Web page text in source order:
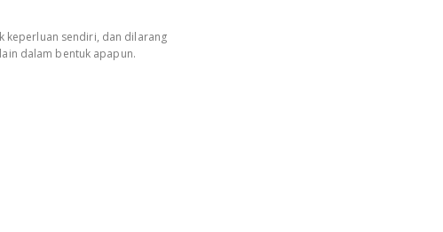
keperluan sendiri, dan dilarang
dalam bentuk apapun.